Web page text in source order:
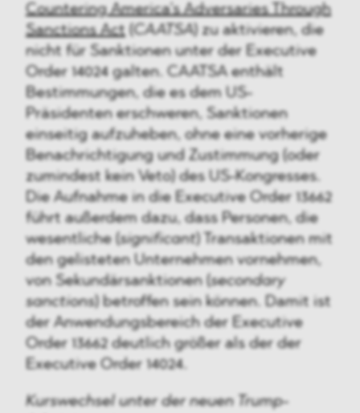
Countering America’s Adversaries Through
Sanctions Act( CAATSA ) zu aktivieren, die
nicht für Sanktionen unter der Executive
Order 14024 galten. CAATSA enthält
Bestimmungen, die es dem US-
Präsidenten erschweren, Sanktionen
einseitig aufzuheben, ohne eine vorherige
Benachrichtigung und Zustimmung (oder
zumindest kein Veto) des US-Kongresses.
Die Aufnahme in die Executive Order 13662
führt außerdem dazu, dass Personen, die
wesentliche ( significant ) Transaktionen mit
den gelisteten Unternehmen vornehmen,
von Sekundärsanktionen ( secondary
sanctions ) betroffen sein können. Damit ist
der Anwendungsbereich der Executive
Order 13662 deutlich größer als der der
Executive Order 14024.
Kurswechsel unter der neuen Trump-